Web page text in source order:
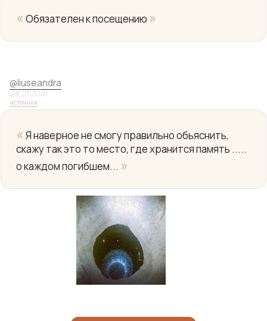
« Обязателен к посещению »
@liuseandra
28.01.2016
источник
« Я наверное не смогу правильно обьяснить,
скажу так это то место, где хранится память .....
о каждом погибшем... »